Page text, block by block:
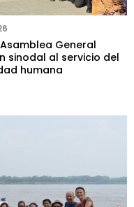
Asamblea General
sinodal al servicio del
humana